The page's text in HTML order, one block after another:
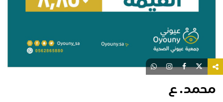
محمد . ع